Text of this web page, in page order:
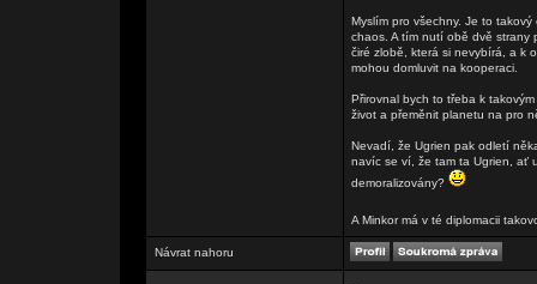
Myslím pro všechny. Je to
chaos. A tím nutí obě dvě strany
čiré zlobě, která si nevybírá, a k
mohou domluvit na kooperaci.
Přirovnal bych to třeba k
život a přeměnit planetu na pro
Nevadí, že Ugrien pak odletí
navíc se ví, že tam ta Ugrien, ať
demoralizovány?
A Minkor má v té diplomacii
Návrat nahoru